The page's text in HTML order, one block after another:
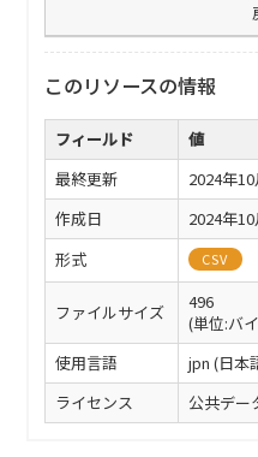
このリソースの情報
フィールド
値
最終更新
2024年
作成日
2024年
形式
CSV
ファイルサイズ
496
(単位:バ
使用言語
jpn (日本
ライセンス
公共デー